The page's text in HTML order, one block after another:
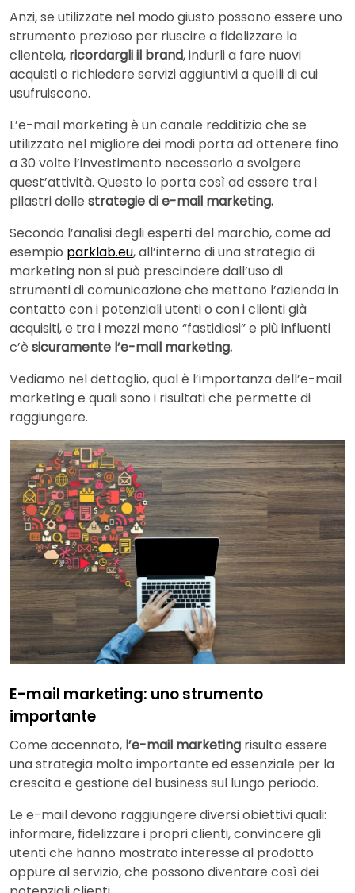
Anzi, se utilizzate nel modo giusto possono essere uno
strumento prezioso per riuscire a fidelizzare la
clientela, ricordargli il brand, indurli a fare nuovi
acquisti o richiedere servizi aggiuntivi a quelli di cui
usufruiscono.
L’e-mail marketing è un canale redditizio che se
utilizzato nel migliore dei modi porta ad ottenere fino
a 30 volte l’investimento necessario a svolgere
quest’attività. Questo lo porta così ad essere tra i
pilastri delle strategie di e-mail marketing.
Secondo l’analisi degli esperti del marchio, come ad
esempio parklab.eu, all’interno di una strategia di
marketing non si può prescindere dall’uso di
strumenti di comunicazione che mettano l’azienda in
contatto con i potenziali utenti o con i clienti già
acquisiti, e tra i mezzi meno “fastidiosi” e più influenti
c’è sicuramente l’e-mail marketing.
Vediamo nel dettaglio, qual è l’importanza dell’e-mail
marketing e quali sono i risultati che permette di
raggiungere.
E-mail marketing: uno strumento
importante
Come accennato, l’e-mail marketing risulta essere
una strategia molto importante ed essenziale per la
crescita e gestione del business sul lungo periodo.
Le e-mail devono raggiungere diversi obiettivi quali:
informare, fidelizzare i propri clienti, convincere gli
utenti che hanno mostrato interesse al prodotto
oppure al servizio, che possono diventare così dei